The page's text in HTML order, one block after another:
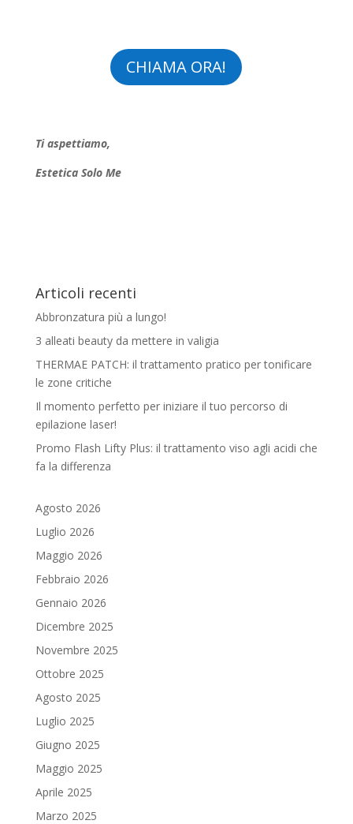
CHIAMA ORA!
Ti aspettiamo,
Estetica Solo Me
Articoli recenti
Abbronzatura più a lungo!
3 alleati beauty da mettere in valigia
THERMAE PATCH: il trattamento pratico per tonificare
le zone critiche
Il momento perfetto per iniziare il tuo percorso di
epilazione laser!
Promo Flash Lifty Plus: il trattamento viso agli acidi che
fa la differenza
Agosto 2026
Luglio 2026
Maggio 2026
Febbraio 2026
Gennaio 2026
Dicembre 2025
Novembre 2025
Ottobre 2025
Agosto 2025
Luglio 2025
Giugno 2025
Maggio 2025
Aprile 2025
Marzo 2025